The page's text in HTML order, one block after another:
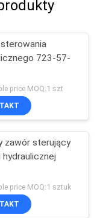
723-57-
price MOQ:1 szt
zawór sterujący
hydraulicznej
price MOQ:1 sztuk